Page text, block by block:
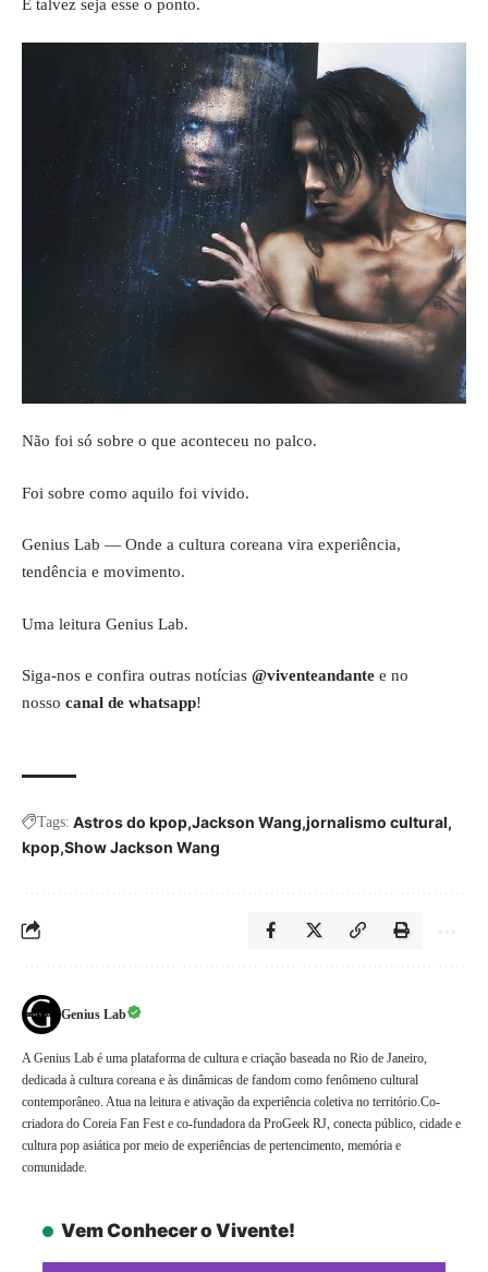
E talvez seja esse o ponto.
Não foi só sobre o que aconteceu no palco.
Foi sobre como aquilo foi vivido.
Genius Lab — Onde a cultura coreana vira experiência,
tendência e movimento.
Uma leitura Genius Lab.
Siga-nos e confira outras notícias @viventeandante e no
nosso canal de whatsapp!
Tags: Astros do kpop Jackson Wang jornalismo cultural
kpop Show Jackson Wang
Genius Lab
A Genius Lab é uma plataforma de cultura e criação baseada no Rio de Janeiro,
dedicada à cultura coreana e às dinâmicas de fandom como fenômeno cultural
contemporâneo. Atua na leitura e ativação da experiência coletiva no território.Co-
criadora do Coreia Fan Fest e co-fundadora da ProGeek RJ, conecta público, cidade e
cultura pop asiática por meio de experiências de pertencimento, memória e
comunidade.
Vem Conhecer o Vivente!